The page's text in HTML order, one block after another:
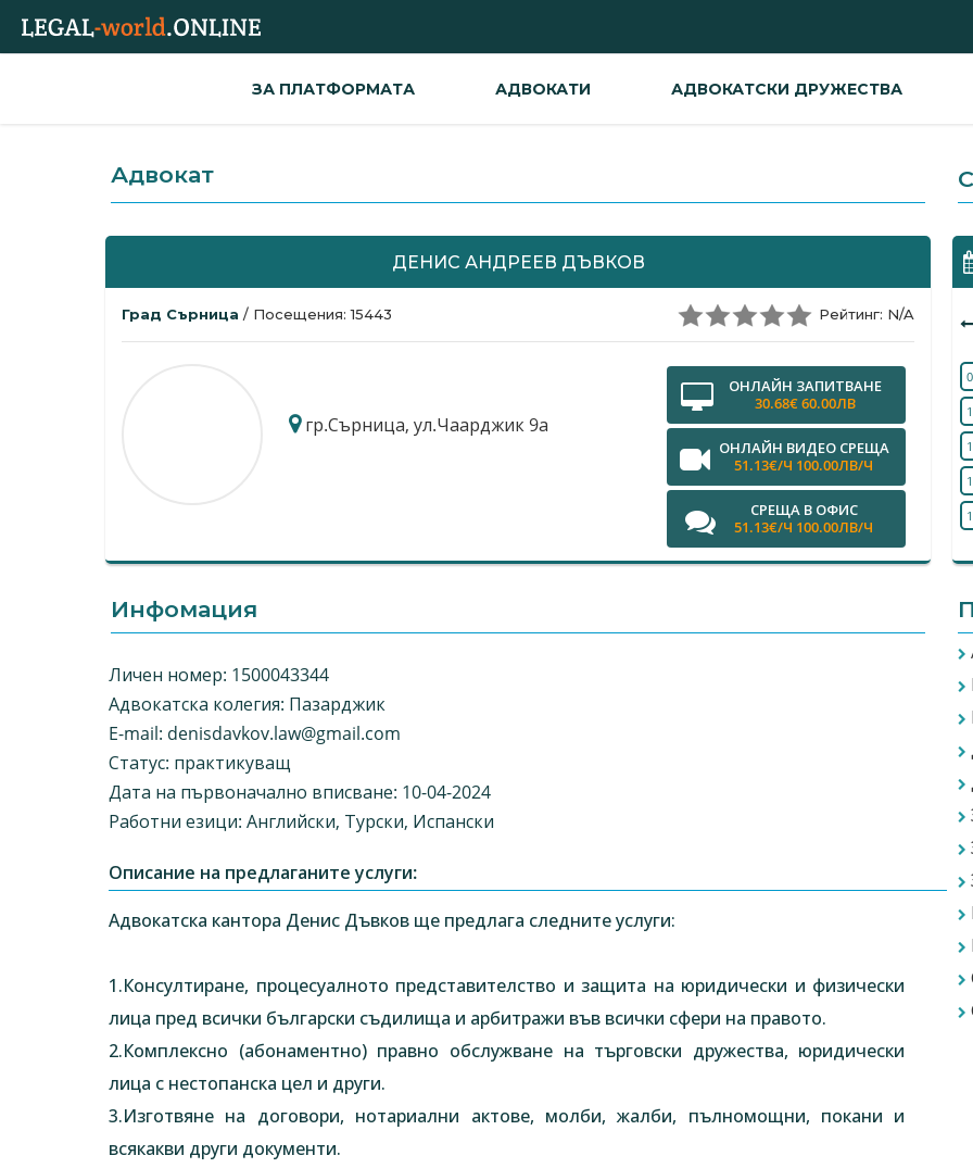
ЗА ПЛАТФОРМАТА АДВОКАТИ АДВОКАТСКИ ДРУЖЕСТВА
Адвокат
ДЕНИС АНДРЕЕВ ДЪВКОВ
Град Сърница / Посещения: 15443 Рейтинг: N/A
гр.Сърница, ул.Чаарджик 9а
ОНЛАЙН ЗАПИТВАНЕ
30.68€ 60.00ЛВ
ОНЛАЙН ВИДЕО СРЕЩА
51.13€/Ч 100.00ЛВ/Ч
СРЕЩА В ОФИС
51.13€/Ч 100.00ЛВ/Ч
Инфомация
Личен номер: 1500043344
Адвокатска колегия: Пазарджик
E-mail: denisdavkov.law@gmail.com
Статус: практикуващ
Дата на първоначално вписване: 10-04-2024
Работни езици: Английски, Турски, Испански
Описание на предлаганите услуги:
Адвокатска кантора Денис Дъвков ще предлага следните услуги:
1.Консултиране, процесуалното представителство и защита на юридически и физически
лица пред всички български съдилища и арбитражи във всички сфери на правото.
2.Комплексно (абонаментно) правно обслужване на търговски дружества, юридически
лица с нестопанска цел и други.
3.Изготвяне на договори, нотариални актове, молби, жалби, пълномощни, покани и
всякакви други документи.